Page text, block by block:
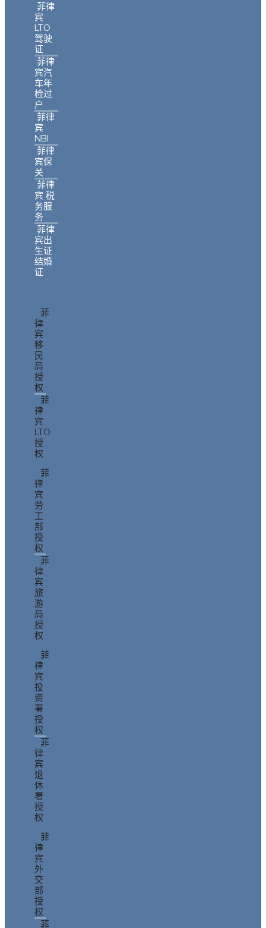
菲律
宾
LTO
驾驶
证
菲律
宾汽
车年
检过
户
菲律
宾
NBI
菲律
宾保
关
菲律
宾 税
务服
务
菲律
宾出
生证
结婚
证
菲
律
宾
移
民
局
授
权
菲
律
宾
LTO
授
权
菲
律
宾
劳
工
部
授
权
菲
律
宾
旅
游
局
授
权
菲
律
宾
投
资
署
授
权
菲
律
宾
退
休
署
授
权
菲
律
宾
外
交
部
授
权
菲